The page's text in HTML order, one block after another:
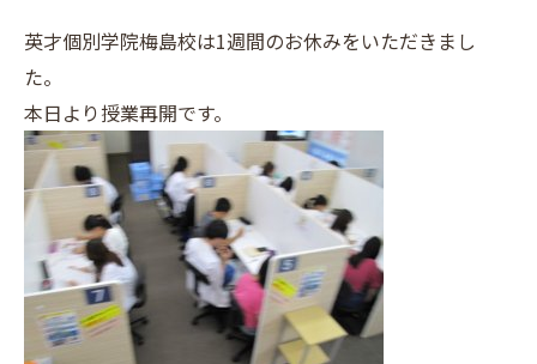
英才個別学院梅島校は1週間のお休みをいただきまし
た。
本日より授業再開です。